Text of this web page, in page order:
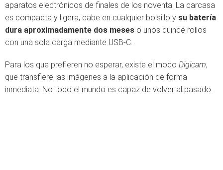
aparatos electrónicos de finales de los noventa. La carcasa
es compacta y ligera, cabe en cualquier bolsillo y su batería
dura aproximadamente dos meses o unos quince rollos
con una sola carga mediante USB-C.
Para los que prefieren no esperar, existe el modo Digicam,
que transfiere las imágenes a la aplicación de forma
inmediata. No todo el mundo es capaz de volver al pasado.